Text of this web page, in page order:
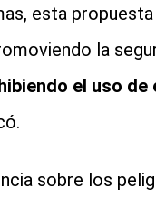
esta
la
el uso
sobre los